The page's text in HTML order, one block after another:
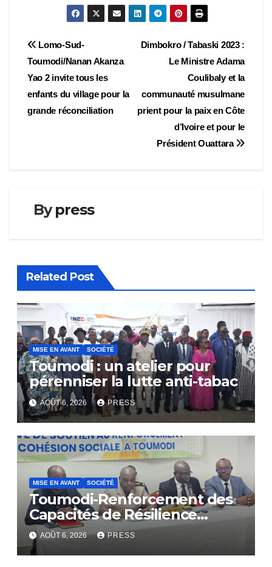
Navigation
de
l’article
Dimbokro / Tabaski 2023 :
Le Ministre Adama
Coulibaly et la
communauté musulmane
prient pour la paix en Côte
d’Ivoire et pour le
Président Ouattara
Lomo-Sud-
Toumodi/Nanan Akanza
Yao 2 invite tous les
enfants du village pour la
grande réconciliation
Bypress
Related Post
MISE EN AVANT SOCIÉTÉ
Toumodi : un atelier pour
pérenniser la lutte anti-tabac
AOÛT 6, 2026 PRESS
MISE EN AVANT SOCIÉTÉ
Toumodi-Renforcement des
Capacités de Résilience
Communautaire
AOÛT 6, 2026 PRESS